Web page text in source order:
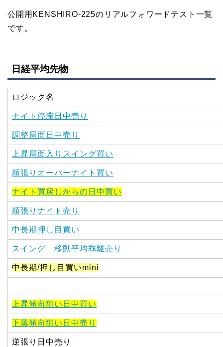
公開用KENSHIRO-225のリアルフォワードテスト一覧
です。
日経平均先物
ロジック名
ナイト停滞日中売り
調整局面日中売り
上昇局面入りスイング買い
順張りオーバーナイト買い
ナイト買戻しからの日中買い
順張りナイト売り
中長期押し目買い
スイング 移動平均乖離売り
中長期/押し目買いmini
上昇傾向狙い日中買い
下落傾向狙い日中売り
逆張り日中売り